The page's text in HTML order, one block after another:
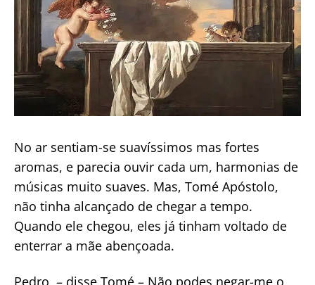
No ar sentiam-se suavíssimos mas fortes
aromas, e parecia ouvir cada um, harmonias de
músicas muito suaves. Mas, Tomé Apóstolo,
não tinha alcançado de chegar a tempo.
Quando ele chegou, eles já tinham voltado de
enterrar a mãe abençoada.
Pedro, – disse Tomé – Não podes negar-me o